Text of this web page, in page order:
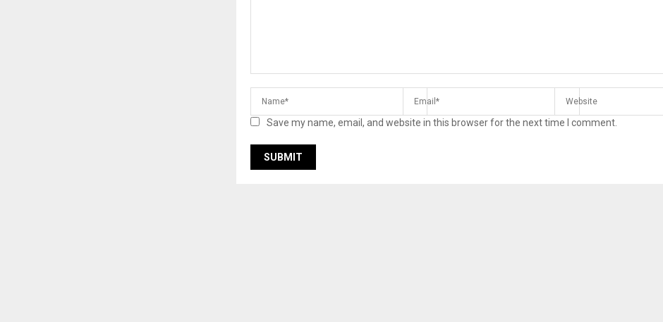
Save my name, email, and website in this browser for the next time I comment.